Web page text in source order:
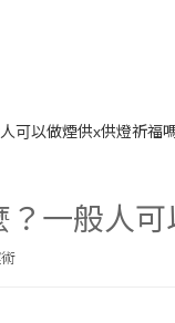
可以做煙供x供燈祈福
一般人